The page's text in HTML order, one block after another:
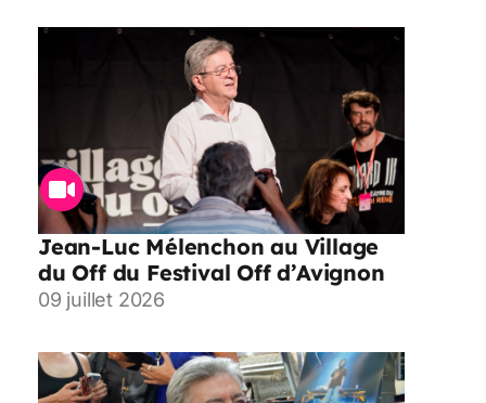
Jean-Luc Mélenchon au Village
du Off du Festival Off d’Avignon
09 juillet 2026